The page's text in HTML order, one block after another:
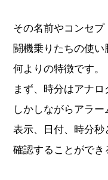
その名前やコンセ
闘機乗りたちの使
何よりの特徴です。
まず、時分はアナロ
しかしながらアラ
表示、日付、時分
確認することができ